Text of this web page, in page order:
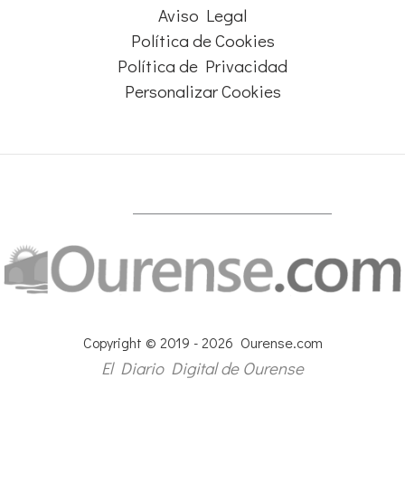
Aviso Legal
Política de Cookies
Política de Privacidad
Personalizar Cookies
Copyright © 2019 - 2026 Ourense.com
El Diario Digital de Ourense